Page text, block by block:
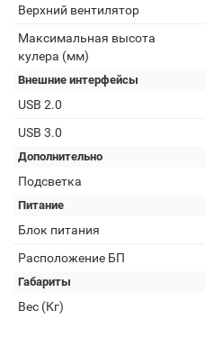
Верхний вентилятор
Максимальная высота
кулера (мм)
Внешние интерфейсы
USB 2.0
USB 3.0
Дополнительно
Подсветка
Питание
Блок питания
Расположение БП
Габариты
Вес (Кг)